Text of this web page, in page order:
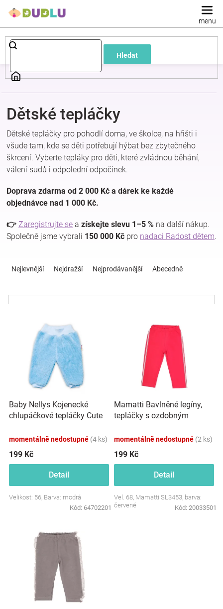
Hledat
Dětské
a
kojenecké
oblečení
Pokojíček
a
kojenecká
výbava
Těhotenské
oblečení
Značky
Blog
Přihlášení
Dětské tepláčky
Dětské tepláčky pro pohodlí doma, ve školce, na hřišti i
všude tam, kde se děti potřebují hýbat bez zbytečného
škrcení. Vyberte tepláky pro děti, které zvládnou běhání,
válení sudů i odpolední odpočinek.
Doprava zdarma od 2 000 Kč a dárek ke každé
objednávce nad 1 000 Kč.
👉 Zaregistrujte se a získejte slevu 1–5 % na další nákup.
Společně jsme vybrali 150 000 Kč pro nadaci Radost dětem.
ů
Nejlevnější Nejdražší Nejprodávanější Abecedně
o
d
u
t
ů
Baby Nellys Kojenecké
chlupáčkové tepláčky Cute
momentálně nedostupné (4 ks)
199 Kč
Detail
Velikost: 56, Barva: modrá
Kód: 64702201
Mamatti Bavlněné legíny,
tepláčky s ozdobným
Heart - červené
momentálně nedostupné (2 ks)
199 Kč
Detail
Vel. 68, Mamatti SL3453, barva:
červené
Kód: 20033501